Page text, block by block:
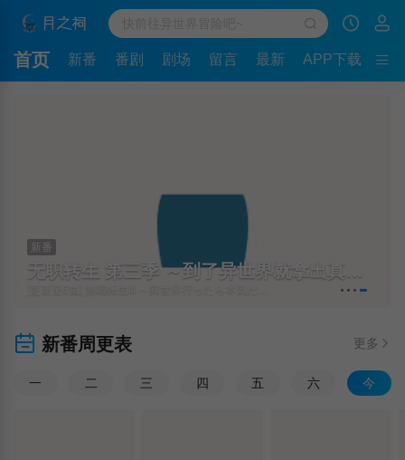
首页 新番 番剧 剧场 留言 最新 APP下载
新番
新番周更表 更多
一 二 三 四 五 六 今